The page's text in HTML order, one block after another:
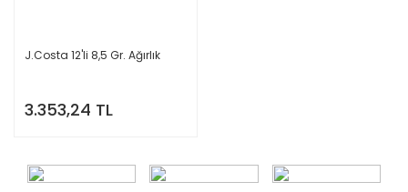
J.Costa 12'li 8,5 Gr. Ağırlık
3.353,24 TL